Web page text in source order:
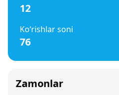
12
Ko‘rishlar soni
76
Zamonlar